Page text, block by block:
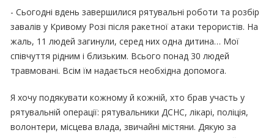
- Сьогодні вдень завершилися рятувальні роботи та розбір
завалів у Кривому Розі після ракетної атаки терористів. На
жаль, 11 людей загинули, серед них одна дитина… Мої
співчуття рідним і близьким. Всього понад 30 людей
травмовані. Всім їм надається необхідна допомога.
Я хочу подякувати кожному й кожній, хто брав участь у
рятувальній операції: рятувальники ДСНС, лікарі, поліція,
волонтери, місцева влада, звичайні містяни. Дякую за